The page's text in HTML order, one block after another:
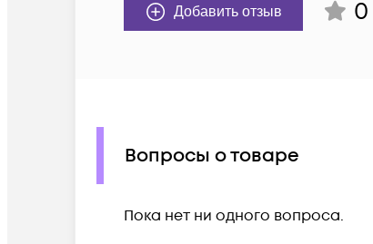
Добавить отзыв 0
Вопросы о товаре
Пока нет ни одного вопроса.